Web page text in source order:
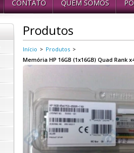
CONTATO QUEM SOMOS
Produtos
Início > Produtos >
Memória HP 16GB (1x16GB) Quad Rank